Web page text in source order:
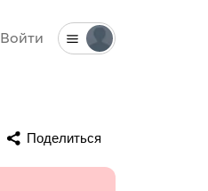
Войти
Поделиться